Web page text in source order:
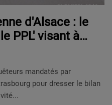
d'Alsace : le
PPL' visant à
la région Grand
mandatés par
pour dresser le bilan